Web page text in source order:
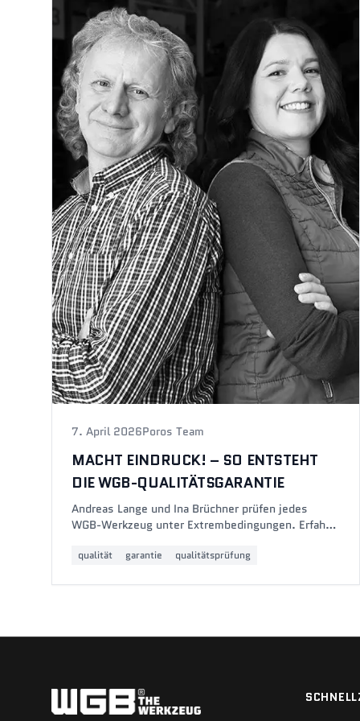
7. April 2026Poros Team
MACHT EINDRUCK! – SO ENTSTEHT
DIE WGB-QUALITÄTSGARANTIE
Andreas Lange und Ina Brüchner prüfen jedes
WGB-Werkzeug unter Extrembedingungen. Erfahre,
und was hinter 10 Jahren Garantie steckt.
qualität garantie qualitätsprüfung